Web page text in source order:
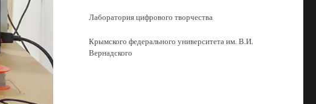
Лаборатория цифрового творчества
Крымского федерального университета им. В.И.
Вернадского